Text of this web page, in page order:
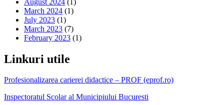
March 2024 (1)
July 2023 (1)
March 2023 (7)
February 2023 (1)
Linkuri utile
Profesionalizarea carierei didactice – PROF (eprof.ro)
Inspectoratul Scolar al Municipiului Bucuresti